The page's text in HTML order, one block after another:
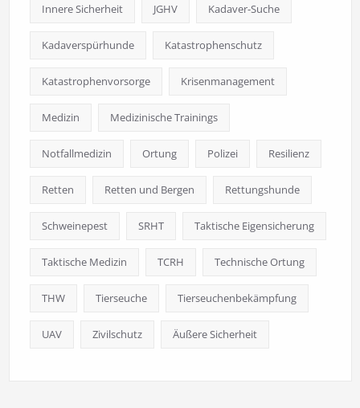
Innere Sicherheit JGHV Kadaver-Suche
Kadaverspürhunde Katastrophenschutz
Katastrophenvorsorge Krisenmanagement
Medizin Medizinische Trainings
Notfallmedizin Ortung Polizei Resilienz
Retten Retten und Bergen Rettungshunde
Schweinepest SRHT Taktische Eigensicherung
Taktische Medizin TCRH Technische Ortung
THW Tierseuche Tierseuchenbekämpfung
UAV Zivilschutz Äußere Sicherheit